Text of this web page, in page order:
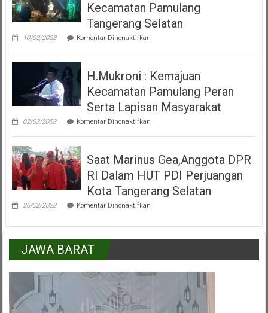
Misa
Inkulturasi
IKKSU
Pamulang
Kecamatan Pamulang
Tangerang Selatan
10/03/2023 Komentar Dinonaktifkanpada
Peresmian
Alun
Kecamatan
Pamulang
Tangerang
Selatan
H.Mukroni : Kemajuan
Kecamatan Pamulang Peran
Serta Lapisan Masyarakat
02/03/2023 Komentar Dinonaktifkanpada
:
Kecamatan
Pamulang
Peran
Lapisan
Masyarakat
Saat Marinus Gea,Anggota DPR
RI Dalam HUT PDI Perjuangan
Kota Tangerang Selatan
26/02/2023 Komentar Dinonaktifkanpada
Gea,Anggota
DPR
Dalam
Perjuangan
Tangerang
JAWA BARAT